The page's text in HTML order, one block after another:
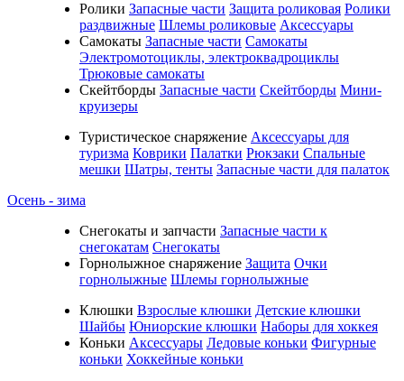
Ролики Запасные части Защита роликовая Ролики
раздвижные Шлемы роликовые Аксессуары
Самокаты Запасные части Самокаты
Электромотоциклы, электроквадроциклы
Трюковые самокаты
Скейтборды Запасные части Скейтборды Мини-
круизеры
Туристическое снаряжение Аксессуары для
туризма Коврики Палатки Рюкзаки Спальные
мешки Шатры, тенты Запасные части для палаток
Осень - зима
Cнегокаты и запчасти Запасные части к
снегокатам Снегокаты
Горнолыжное снаряжение Защита Очки
горнолыжные Шлемы горнолыжные
Клюшки Взрослые клюшки Детские клюшки
Шайбы Юниорские клюшки Наборы для хоккея
Коньки Аксессуары Ледовые коньки Фигурные
коньки Хоккейные коньки